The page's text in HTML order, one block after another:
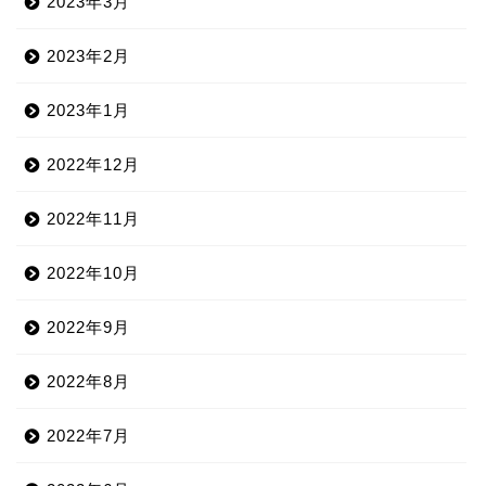
2023年2月
2023年1月
2022年12月
2022年11月
2022年10月
2022年9月
2022年8月
2022年7月